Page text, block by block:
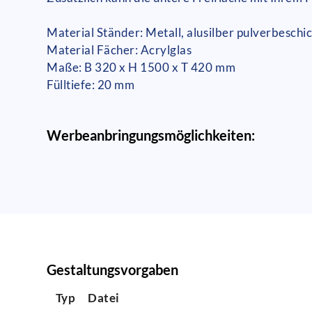
Material Ständer: Metall, alusilber
Material Fächer: Acrylglas
Maße: B 320 x H 1500 x T 420 mm
Fülltiefe: 20 mm
Werbeanbringungsmöglichkeiten:
Gestaltungsvorgaben
Typ Datei